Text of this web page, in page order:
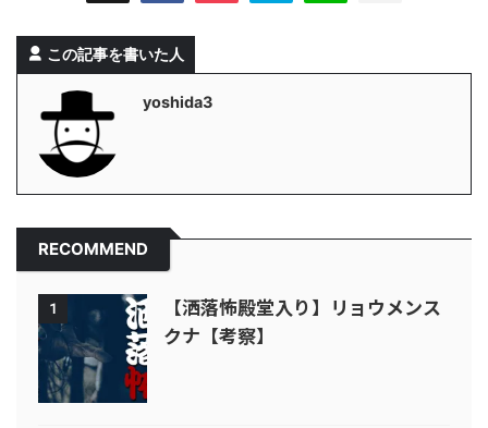
この記事を書いた人
yoshida3
RECOMMEND
1
【洒落怖殿堂入り】リョウメンス
クナ【考察】